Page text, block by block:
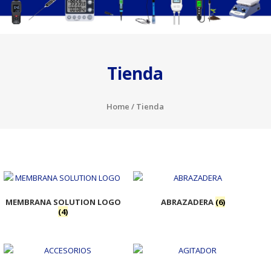
Tienda
Home / Tienda
MEMBRANA SOLUTION LOGO
(4)
ABRAZADERA (6)